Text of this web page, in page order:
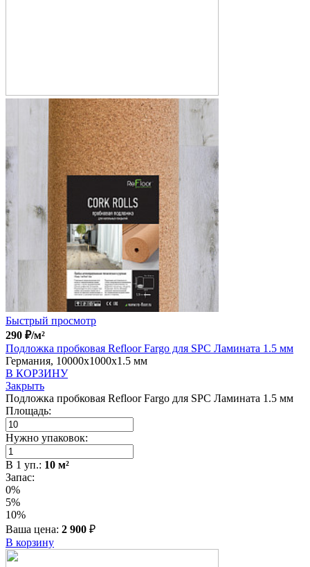
Быстрый просмотр
290 ₽/м²
Подложка пробковая Refloor Fargo для SPC Ламината 1.5 мм
Германия, 10000x1000x1.5 мм
В КОРЗИНУ
Закрыть
Подложка пробковая Refloor Fargo для SPC Ламината 1.5 мм
Площадь:
Нужно упаковок:
В 1 уп.: 10 м²
Запас:
0%
5%
10%
Ваша цена: 2 900 ₽
В корзину